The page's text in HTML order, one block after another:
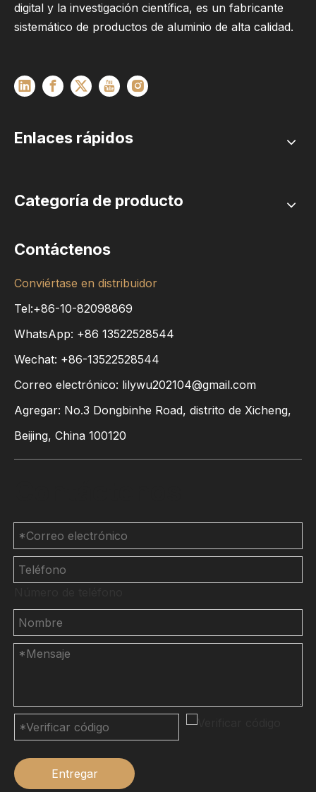
digital y la investigación científica, es un fabricante
sistemático de productos de aluminio de alta calidad.
Enlaces rápidos
Categoría de producto
Contáctenos
Conviértase en distribuidor
Tel:+86-10-82098869
WhatsApp: +86 13522528544
Wechat: +86-13522528544
Correo electrónico: lilywu202104@gmail.com
Agregar: No.3 Dongbinhe Road, distrito de Xicheng,
Beijing, China 100120
Entregar